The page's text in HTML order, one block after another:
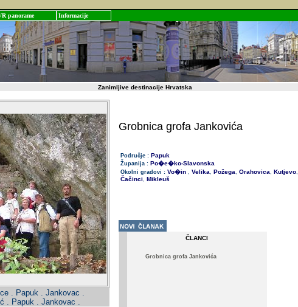
panorame Informacije
Zanimljive destinacije Hrvatska
. Papuk . Jankovac .
. Papuk . Jankovac .
Grobnica grofa Jankovića
Područje : Papuk
Županija : Po�e�ko-Slavonska
Okolni gradovi : Vo�in , Velika, Požega, Orahovica, Kutjevo,
Čačinci, Mikleuš
ČLANCI
Grobnica grofa Jankovića